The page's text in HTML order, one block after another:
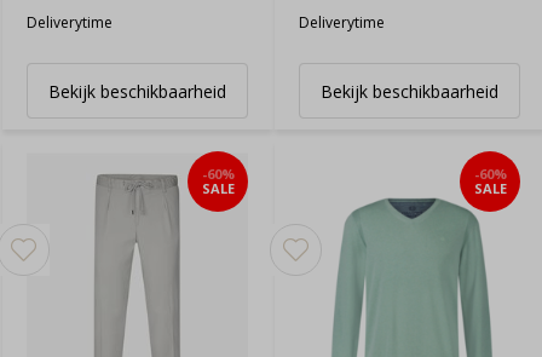
Deliverytime
Bekijk beschikbaarheid
Deliverytime
Bekijk beschikbaarheid
-60%
SALE
-60%
SALE